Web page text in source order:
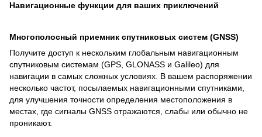
Навигационные функции для ваших приключений
Многополосный приемник спутниковых систем (GNSS)
Получите доступ к нескольким глобальным навигационным
спутниковым системам (GPS, GLONASS и Galileo) для
навигации в самых сложных условиях. В вашем распоряжении
несколько частот, посылаемых навигационными спутниками,
для улучшения точности определения местоположения в
местах, где сигналы GNSS отражаются, слабы или обычно не
проникают.